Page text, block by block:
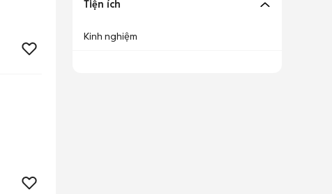
Tiện ích
Kinh nghiệm